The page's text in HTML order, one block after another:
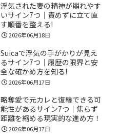
浮気された妻の精神が崩れやす
いサイン7つ｜責めずに立て直
す順番を整える!
2026年06月18日
Suicaで浮気の手がかりが見え
るサイン7つ｜履歴の限界と安
全な確かめ方を知る!
2026年06月17日
略奪愛で元カレと復縁できる可
能性があるサイン7つ｜焦らず
距離を縮める現実的な進め方！
2026年06月17日